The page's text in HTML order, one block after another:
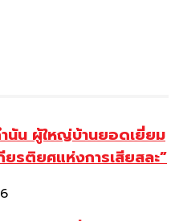
นัน ผู้ใหญ่บ้านยอดเยี่ยม
รติยศแห่งการเสียสละ”